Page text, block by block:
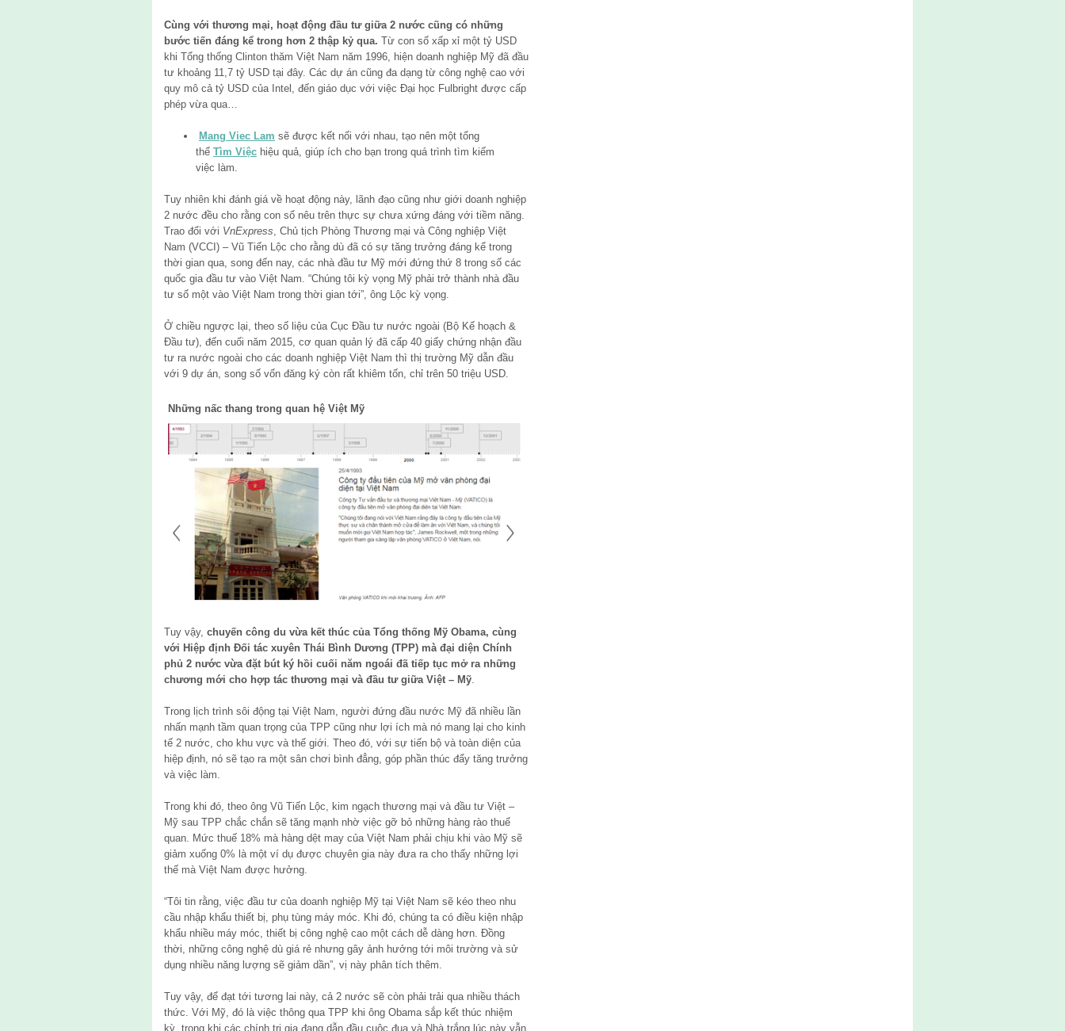
Cùng với thương mại, hoạt động đầu tư giữa 2 nước cũng có những
bước tiến đáng kể trong hơn 2 thập kỷ qua. Từ con số xấp xỉ một tỷ USD
khi Tổng thống Clinton thăm Việt Nam năm 1996, hiện doanh nghiệp Mỹ đã đầu
tư khoảng 11,7 tỷ USD tại đây. Các dự án cũng đa dạng từ công nghệ cao với
quy mô cả tỷ USD của Intel, đến giáo dục với việc Đại học Fulbright được cấp
phép vừa qua…
Mang Viec Lam sẽ được kết nối với nhau, tạo nên một tổng
thể Tìm Việc hiệu quả, giúp ích cho bạn trong quá trình tìm kiếm
việc làm.
Tuy nhiên khi đánh giá về hoạt động này, lãnh đạo cũng như giới doanh nghiệp
2 nước đều cho rằng con số nêu trên thực sự chưa xứng đáng với tiềm năng.
Trao đổi với VnExpress , Chủ tịch Phòng Thương mại và Công nghiệp Việt
Nam (VCCI) – Vũ Tiến Lộc cho rằng dù đã có sự tăng trưởng đáng kể trong
thời gian qua, song đến nay, các nhà đầu tư Mỹ mới đứng thứ 8 trong số các
quốc gia đầu tư vào Việt Nam. “Chúng tôi kỳ vọng Mỹ phải trở thành nhà đầu
tư số một vào Việt Nam trong thời gian tới”, ông Lộc kỳ vọng.
Ở chiều ngược lại, theo số liệu của Cục Đầu tư nước ngoài (Bộ Kế hoạch &
Đầu tư), đến cuối năm 2015, cơ quan quản lý đã cấp 40 giấy chứng nhận đầu
tư ra nước ngoài cho các doanh nghiệp Việt Nam thì thị trường Mỹ dẫn đầu
với 9 dự án, song số vốn đăng ký còn rất khiêm tốn, chỉ trên 50 triệu USD.
Những nấc thang trong quan hệ Việt Mỹ
Tuy vậy, chuyến công du vừa kết thúc của Tổng thống Mỹ Obama, cùng
với Hiệp định Đối tác xuyên Thái Bình Dương (TPP) mà đại diện Chính
phủ 2 nước vừa đặt bút ký hồi cuối năm ngoái đã tiếp tục mở ra những
chương mới cho hợp tác thương mại và đầu tư giữa Việt – Mỹ
Trong lịch trình sôi động tại Việt Nam, người đứng đầu nước Mỹ đã nhiều lần
nhấn mạnh tầm quan trọng của TPP cũng như lợi ích mà nó mang lại cho kinh
tế 2 nước, cho khu vực và thế giới. Theo đó, với sự tiến bộ và toàn diện của
hiệp định, nó sẽ tạo ra một sân chơi bình đẳng, góp phần thúc đẩy tăng trưởng
và việc làm.
Trong khi đó, theo ông Vũ Tiến Lộc, kim ngạch thương mại và đầu tư Việt –
Mỹ sau TPP chắc chắn sẽ tăng mạnh nhờ việc gỡ bỏ những hàng rào thuế
quan. Mức thuế 18% mà hàng dệt may của Việt Nam phải chịu khi vào Mỹ sẽ
giảm xuống 0% là một ví dụ được chuyên gia này đưa ra cho thấy những lợi
thế mà Việt Nam được hưởng.
“Tôi tin rằng, việc đầu tư của doanh nghiệp Mỹ tại Việt Nam sẽ kéo theo nhu
cầu nhập khẩu thiết bị, phụ tùng máy móc. Khi đó, chúng ta có điều kiện nhập
khẩu nhiều máy móc, thiết bị công nghệ cao một cách dễ dàng hơn. Đồng
thời, những công nghệ dù giá rẻ nhưng gây ảnh hưởng tới môi trường và sử
dụng nhiều năng lượng sẽ giảm dần”, vị này phân tích thêm.
Tuy vậy, để đạt tới tương lai này, cả 2 nước sẽ còn phải trải qua nhiều thách
thức. Với Mỹ, đó là việc thông qua TPP khi ông Obama sắp kết thúc nhiệm
kỳ, trong khi các chính trị gia đang dẫn đầu cuộc đua và Nhà trắng lúc này vẫn